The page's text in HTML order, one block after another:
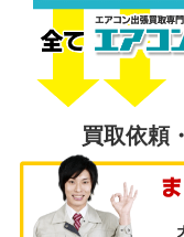
買取依頼